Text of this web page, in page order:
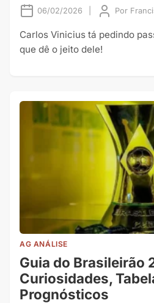
06/02/2026 Por
Carlos Vinicius tá pedindo
que dê o jeito dele!
AG ANÁLISE
Guia do Brasileirão
Curiosidades,
Prognósticos